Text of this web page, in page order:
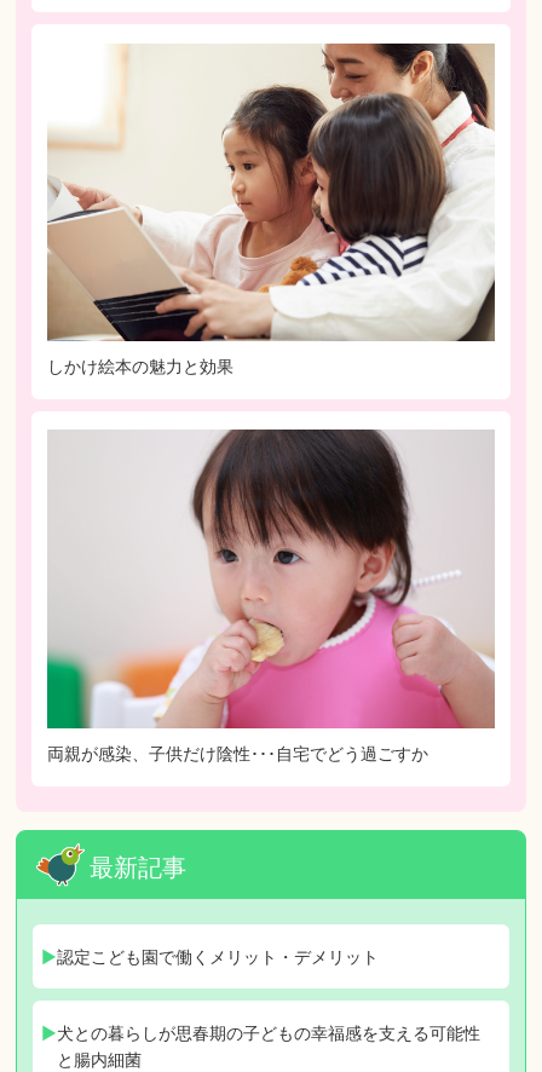
しかけ絵本の魅力と効果
両親が感染、子供だけ陰性･･･自宅でどう過ごすか
最新記事
認定こども園で働くメリット・デメリット
犬との暮らしが思春期の子どもの幸福感を支える可能性
と腸内細菌